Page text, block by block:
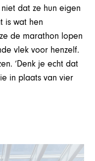
dat ze hun eigen
is wat hen
de marathon lopen
vlek voor henzelf.
‘Denk je echt dat
in plaats van vier